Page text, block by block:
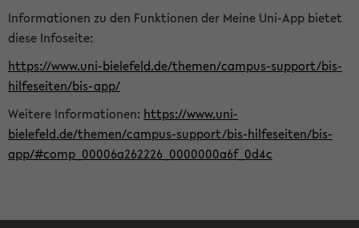
Informationen zu den Funktionen der Meine Uni-App bietet
diese Infoseite:
https://www.uni-bielefeld.de/themen/campus-support/bis-
hilfeseiten/bis-app/
Weitere Informationen: https://www.uni-
bielefeld.de/themen/campus-support/bis-hilfeseiten/bis-
app/#comp_00006a262226_0000000a6f_0d4c